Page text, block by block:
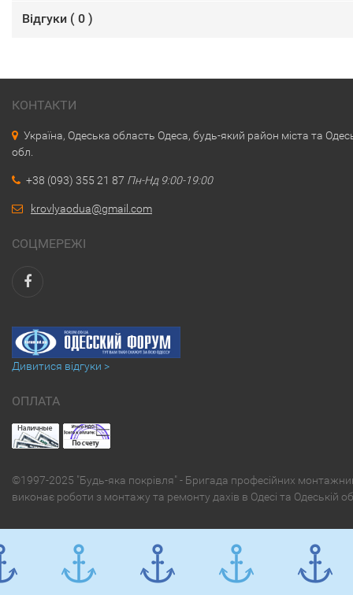
Відгуки ( 0 )
КОНТАКТИ
Україна, Одеська область Одеса, будь-який район міста та
обл.
+38 (093) 355 21 87 Пн-Нд 9:00-19:00
krovlyaodua@gmail.com
СОЦМЕРЕЖІ
Дивитися відгуки >
ОПЛАТА
©1997-2025 "Будь-яка покрівля" - Бригада професійних
виконає роботи з монтажу та ремонту дахів в Одесі та Одеській